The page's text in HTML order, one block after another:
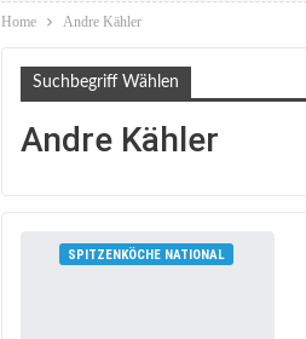
Home Andre Kähler
Suchbegriff Wählen
Andre Kähler
SPITZENKÖCHE NATIONAL